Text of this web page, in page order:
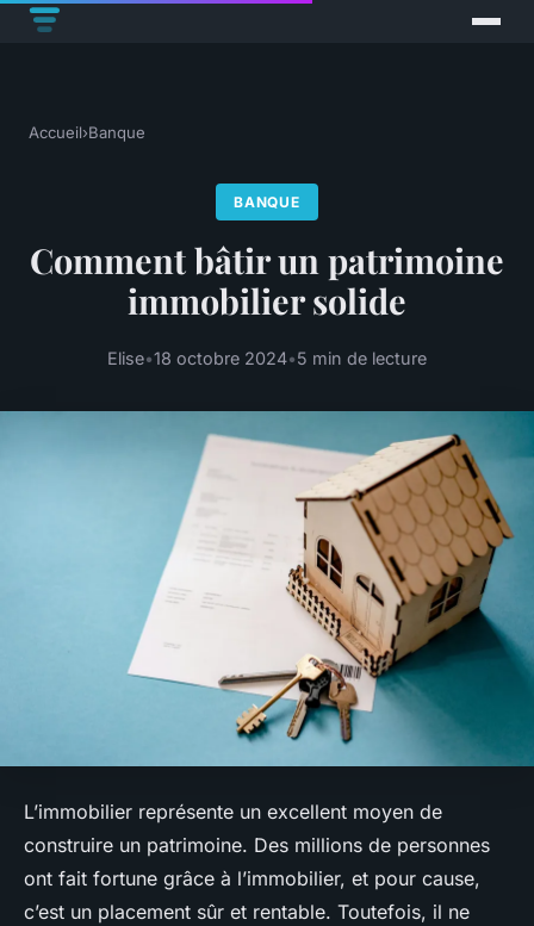
Accueil›Banque
BANQUE
Comment bâtir un patrimoine
immobilier solide
Elise•18 octobre 2024•5 min de lecture
L’immobilier représente un excellent moyen de
construire un patrimoine. Des millions de personnes
ont fait fortune grâce à l’immobilier, et pour cause,
c’est un placement sûr et rentable. Toutefois, il ne